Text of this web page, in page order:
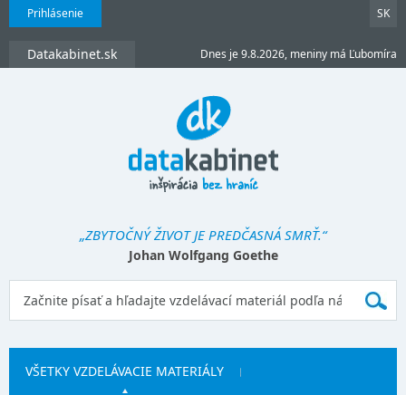
Prihlásenie SK
Datakabinet.sk Dnes je 9.8.2026, meniny má Ľubomíra
„ZBYTOČNÝ ŽIVOT JE PREDČASNÁ SMRŤ.“
Johan Wolfgang Goethe
VŠETKY VZDELÁVACIE MATERIÁLY